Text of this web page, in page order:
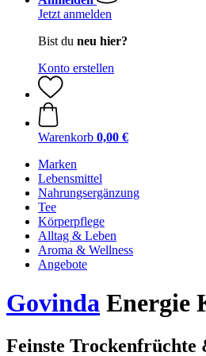
Jetzt anmelden
Bist du neu hier?
Konto erstellen
Warenkorb 0,00 €
Marken
Lebensmittel
Nahrungsergänzung
Tee
Körperpflege
Alltag & Leben
Aroma & Wellness
Angebote
Govinda Energie
Feinste Trockenfrüchte